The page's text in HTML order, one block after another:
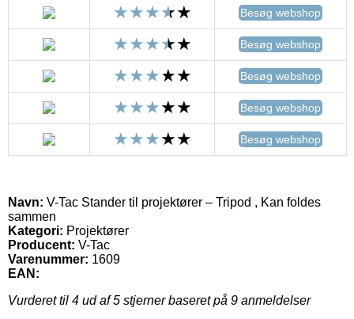
Besøg webshop
Besøg webshop
Besøg webshop
Besøg webshop
Besøg webshop
Navn: V-Tac Stander til projektører – Tripod , Kan foldes
sammen
Kategori: Projektører
Producent: V-Tac
Varenummer: 1609
EAN:
Vurderet til 4 ud af 5 stjerner baseret på 9 anmeldelser